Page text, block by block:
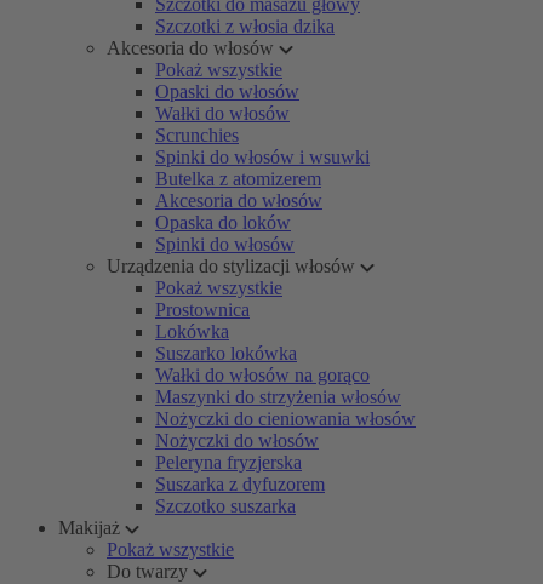
Szczotki do masażu głowy
Szczotki z włosia dzika
Akcesoria do włosów
Pokaż wszystkie
Opaski do włosów
Wałki do włosów
Scrunchies
Spinki do włosów i wsuwki
Butelka z atomizerem
Akcesoria do włosów
Opaska do loków
Spinki do włosów
Urządzenia do stylizacji włosów
Pokaż wszystkie
Prostownica
Lokówka
Suszarko lokówka
Wałki do włosów na gorąco
Maszynki do strzyżenia włosów
Nożyczki do cieniowania włosów
Nożyczki do włosów
Peleryna fryzjerska
Suszarka z dyfuzorem
Szczotko suszarka
Makijaż
Pokaż wszystkie
Do twarzy